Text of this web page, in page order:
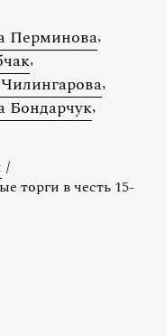
Перминова,
,
,
Бондарчук,
/
торги в честь 15-